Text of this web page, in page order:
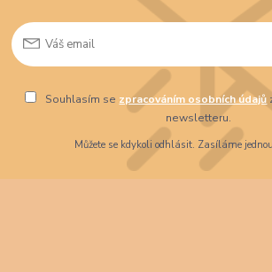
Souhlasím se zpracováním osobních údajů
newsletteru.
Můžete se kdykoli odhlásit. Zasíláme